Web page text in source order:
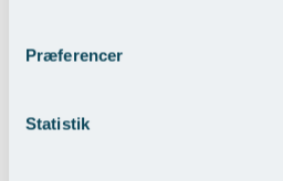
Præferencer
Statistik